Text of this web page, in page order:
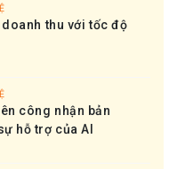
thu với tốc độ
công nhận bản
hỗ trợ của AI